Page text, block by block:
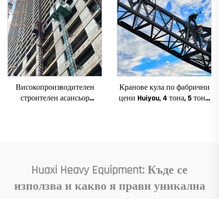
Високопроизводителен
строителен асансьор
Кранове кула по фабрични
цени Huiyou, 4 тона, 5 тона,
Huaxi Heavy Equipment: Къде се
използва и какво я прави уникална